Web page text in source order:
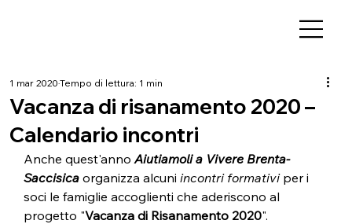
Vacanza di risanamento 2020 –
Calendario incontri
1 mar 2020Tempo di lettura: 1 min
Anche quest'anno Aiutiamoli a Vivere Brenta-
Saccisica organizza alcuni incontri formativi per i
soci le famiglie accoglienti che aderiscono al
progetto "Vacanza di Risanamento 2020".